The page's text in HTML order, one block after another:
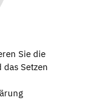
Sie die
Setzen